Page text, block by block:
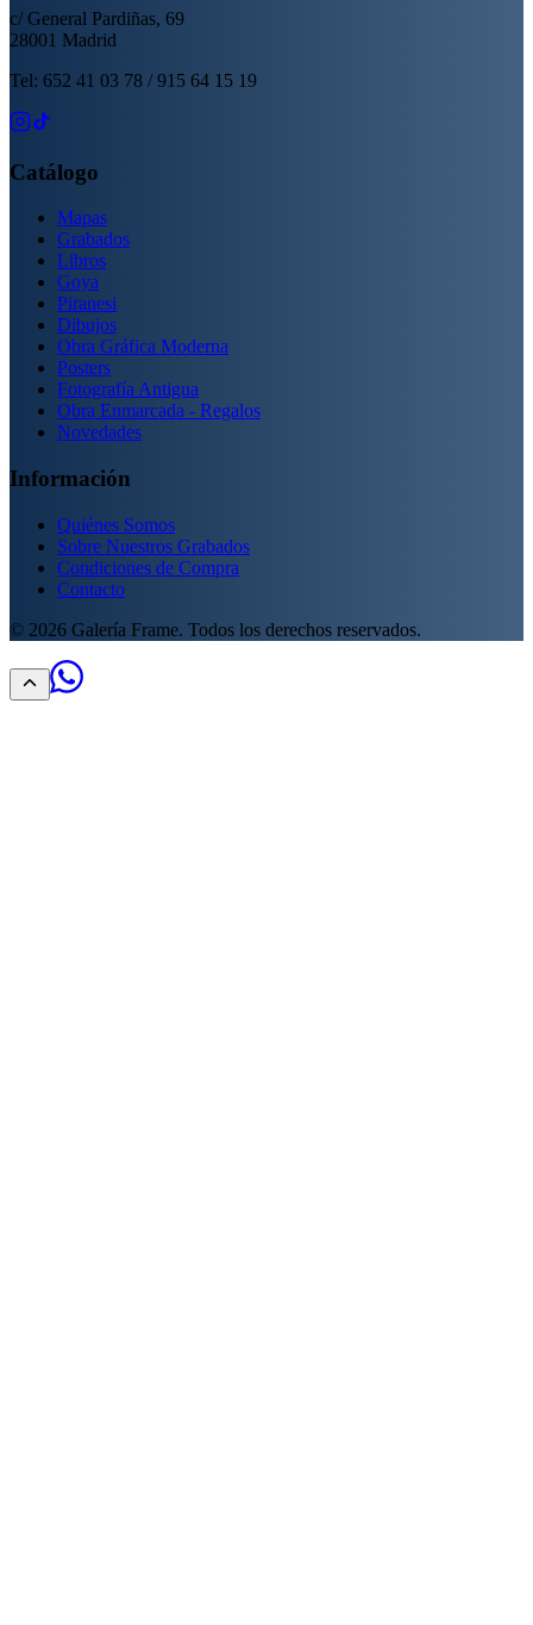
c/ General Pardiñas, 69
28001 Madrid
Tel: 652 41 03 78 / 915 64 15 19
Catálogo
Mapas
Grabados
Libros
Goya
Piranesi
Dibujos
Obra Gráfica Moderna
Posters
Fotografía Antigua
Obra Enmarcada - Regalos
Novedades
Información
Quiénes Somos
Sobre Nuestros Grabados
Condiciones de Compra
Contacto
© 2026 Galería Frame. Todos los derechos reservados.